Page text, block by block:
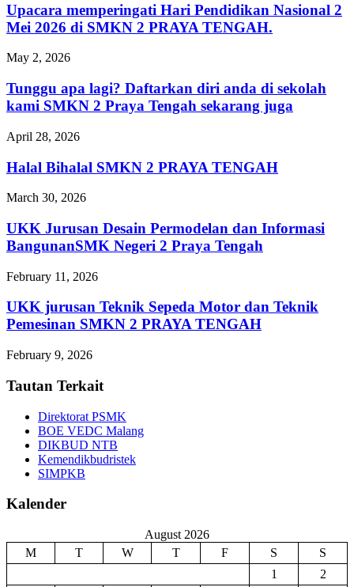
Upacara memperingati Hari Pendidikan Nasional 2
Mei 2026 di SMKN 2 PRAYA TENGAH.
May 2, 2026
Tunggu apa lagi? Daftarkan diri anda di sekolah
kami SMKN 2 Praya Tengah sekarang juga
April 28, 2026
Halal Bihalal SMKN 2 PRAYA TENGAH
March 30, 2026
UKK Jurusan Desain Permodelan dan Informasi
BangunanSMK Negeri 2 Praya Tengah
February 11, 2026
UKK jurusan Teknik Sepeda Motor dan Teknik
Pemesinan SMKN 2 PRAYA TENGAH
February 9, 2026
Tautan Terkait
Direktorat PSMK
BOE VEDC Malang
DIKBUD NTB
Kemendikbudristek
SIMPKB
Kalender
August 2026
M
T W T F S
S
1
2